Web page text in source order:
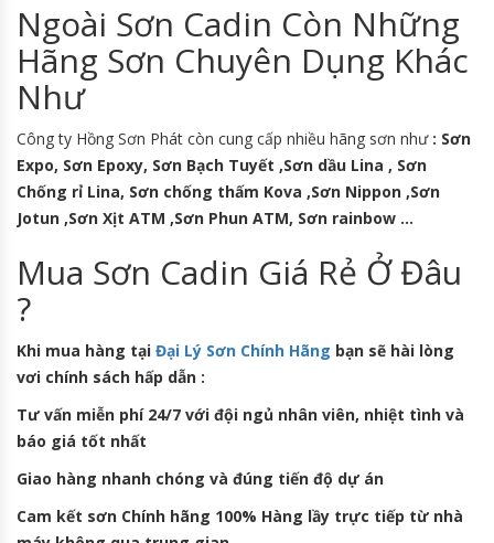
Ngoài Sơn Cadin Còn Những
Hãng Sơn Chuyên Dụng Khác
Như
Công ty Hồng Sơn Phát còn cung cấp nhiều hãng sơn như : Sơn
Expo, Sơn Epoxy, Sơn Bạch Tuyết ,Sơn dầu Lina , Sơn
Chống rỉ Lina, Sơn chống thấm Kova ,Sơn Nippon ,Sơn
Jotun ,Sơn Xịt ATM ,Sơn Phun ATM, Sơn rainbow …
Mua Sơn Cadin Giá Rẻ Ở Đâu
?
Khi mua hàng tại Đại Lý Sơn Chính Hãng bạn sẽ hài lòng
vơi chính sách hấp dẫn :
Tư vấn miễn phí 24/7 với đội ngủ nhân viên, nhiệt tình và
báo giá tốt nhất
Giao hàng nhanh chóng và đúng tiến độ dự án
Cam kết sơn Chính hãng 100% Hàng lầy trực tiếp từ nhà